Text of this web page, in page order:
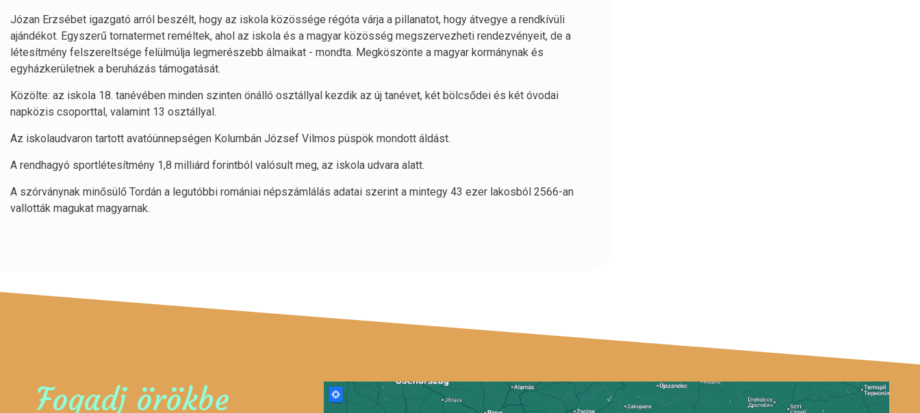
Józan Erzsébet igazgató arról beszélt, hogy az iskola közössége régóta várja a pillanatot, hogy átvegye a rendkívüli
ajándékot. Egyszerű tornatermet reméltek, ahol az iskola és a magyar közösség megszervezheti rendezvényeit, de a
létesítmény felszereltsége felülmúlja legmerészebb álmaikat - mondta. Megköszönte a magyar kormánynak és
egyházkerületnek a beruházás támogatását.
Közölte: az iskola 18. tanévében minden szinten önálló osztállyal kezdik az új tanévet, két bölcsődei és két óvodai
napközis csoporttal, valamint 13 osztállyal.
Az iskolaudvaron tartott avatóünnepségen Kolumbán József Vilmos püspök mondott áldást.
A rendhagyó sportlétesítmény 1,8 milliárd forintból valósult meg, az iskola udvara alatt.
A szórványnak minősülő Tordán a legutóbbi romániai népszámlálás adatai szerint a mintegy 43 ezer lakosból 2566-an
vallották magukat magyarnak.
Fogadj örökbe